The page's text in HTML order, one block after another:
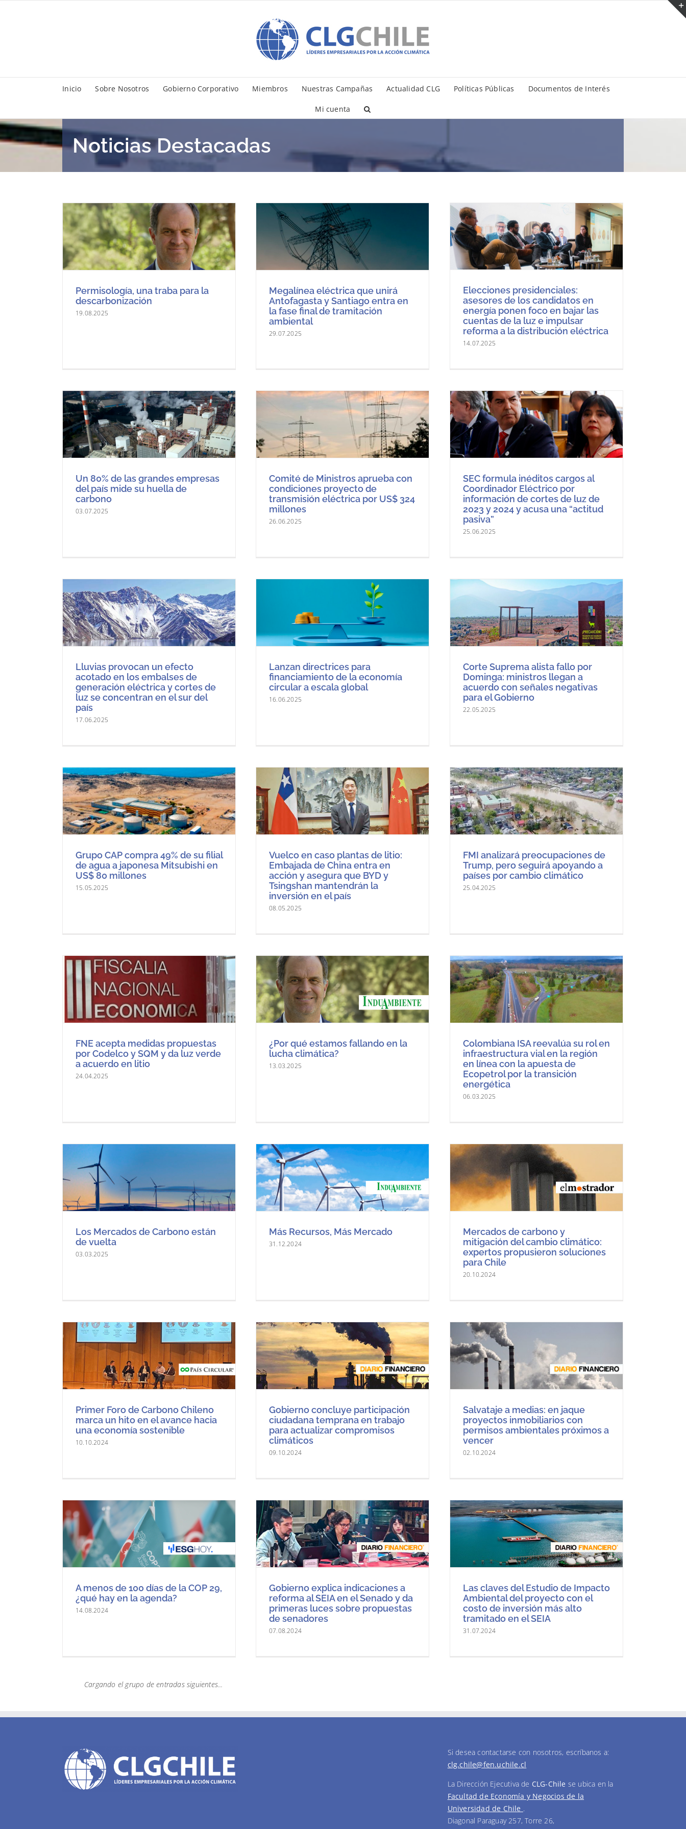
Inicio Sobre Nosotros Gobierno Corporativo Miembros Nuestras Campañas Actualidad CLG Políticas Públicas Documentos de Interés
Mi cuenta
Noticias Destacadas
Permisología, una traba para la
descarbonización
19.08.2025
Megalínea eléctrica que unirá
Antofagasta y Santiago entra en
la fase final de tramitación
ambiental
29.07.2025
Elecciones presidenciales:
asesores de los candidatos en
energía ponen foco en bajar las
cuentas de la luz e impulsar
reforma a la distribución eléctrica
14.07.2025
Un 80% de las grandes empresas
del país mide su huella de
carbono
03.07.2025
Comité de Ministros aprueba con
condiciones proyecto de
transmisión eléctrica por US$ 324
millones
26.06.2025
SEC formula inéditos cargos al
Coordinador Eléctrico por
información de cortes de luz de
2023 y 2024 y acusa una “actitud
pasiva”
25.06.2025
Lluvias provocan un efecto
acotado en los embalses de
generación eléctrica y cortes de
luz se concentran en el sur del
país
17.06.2025
Lanzan directrices para
financiamiento de la economía
circular a escala global
16.06.2025
Corte Suprema alista fallo por
Dominga: ministros llegan a
acuerdo con señales negativas
para el Gobierno
22.05.2025
Grupo CAP compra 49% de su filial
de agua a japonesa Mitsubishi en
US$ 80 millones
15.05.2025
Vuelco en caso plantas de litio:
Embajada de China entra en
acción y asegura que BYD y
Tsingshan mantendrán la
inversión en el país
08.05.2025
FMI analizará preocupaciones de
Trump, pero seguirá apoyando a
países por cambio climático
25.04.2025
FNE acepta medidas propuestas
por Codelco y SQM y da luz verde
a acuerdo en litio
24.04.2025
¿Por qué estamos fallando en la
lucha climática?
13.03.2025
Colombiana ISA reevalúa su rol en
infraestructura vial en la región
en línea con la apuesta de
Ecopetrol por la transición
energética
06.03.2025
Los Mercados de Carbono están
de vuelta
03.03.2025
Más Recursos, Más Mercado
31.12.2024
Mercados de carbono y
mitigación del cambio climático:
expertos propusieron soluciones
para Chile
20.10.2024
Primer Foro de Carbono Chileno
marca un hito en el avance hacia
una economía sostenible
10.10.2024
Gobierno concluye participación
ciudadana temprana en trabajo
para actualizar compromisos
climáticos
09.10.2024
Salvataje a medias: en jaque
proyectos inmobiliarios con
permisos ambientales próximos a
vencer
02.10.2024
A menos de 100 días de la COP 29,
¿qué hay en la agenda?
14.08.2024
Gobierno explica indicaciones a
reforma al SEIA en el Senado y da
primeras luces sobre propuestas
de senadores
07.08.2024
Las claves del Estudio de Impacto
Ambiental del proyecto con el
costo de inversión más alto
tramitado en el SEIA
31.07.2024
Un “préstamo verde”: Codelco
consigue crédito en un banco
francés para avanzar en su
Ejecutivo inicia trabajo para
climáticos: busca sumar a los
gobiernos locales y medir la
adaptacion
05.06.2024